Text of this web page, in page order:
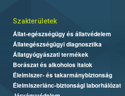
Szakterületek
Állat-egészségügy és állatvédelem
Állategészségügyi diagnosztika
Állatgyógyászati termékek
Borászat és alkoholos italok
Élelmiszer- és takarmánybiztonság
Élelmiszerlánc-biztonsági laborhálózat